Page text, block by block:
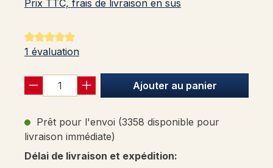
Prix TTC, frais de livraison en sus
Note moyenne de 5 sur 5 étoiles
1 évaluation
Ajouter au panier
Prêt pour l'envoi (3358 disponible pour
livraison immédiate)
Délai de livraison et expédition: